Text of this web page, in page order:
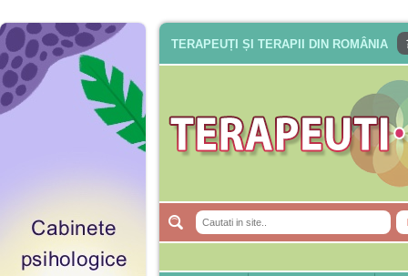
TERAPEUȚI ȘI TERAPII DIN ROMÂNIA